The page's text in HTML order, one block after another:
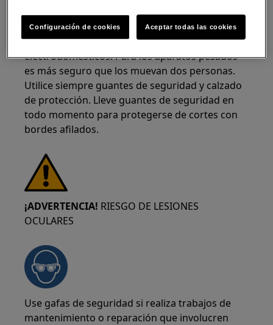
Siempre tenga cuidado al mover
electrodomésticos. Para los aparatos pesados
es más seguro que los muevan dos personas.
Utilice siempre guantes de seguridad y calzado
de protección. Lleve guantes de seguridad en
todo momento para protegerse de cortes con
bordes afilados.
¡ADVERTENCIA! RIESGO DE LESIONES
OCULARES
Use gafas de seguridad si realiza trabajos de
mantenimiento o reparación que involucren
Configuración de cookies Aceptar todas las cookies